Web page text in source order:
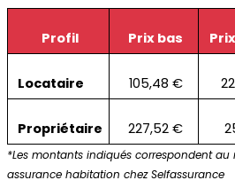
Profil Prix bas
Locataire 105,48 €
Propriétaire 227,52 €
*Les montants indiqués correspondent
assurance habitation chez Selfassurance